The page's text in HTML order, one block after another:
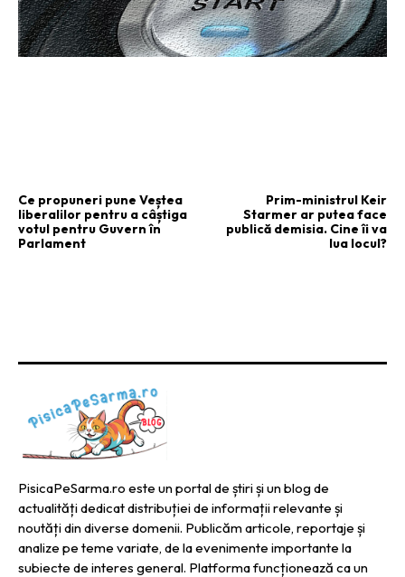
Ce propuneri pune Veștea
liberalilor pentru a câștiga
votul pentru Guvern în
Parlament
Prim-ministrul Keir
Starmer ar putea face
publică demisia. Cine îi va
lua locul?
PisicaPeSarma.ro este un portal de știri și un blog de
actualități dedicat distribuției de informații relevante și
noutăți din diverse domenii. Publicăm articole, reportaje și
analize pe teme variate, de la evenimente importante la
subiecte de interes general. Platforma funcționează ca un